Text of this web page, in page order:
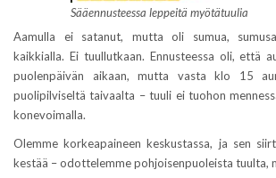
Sääennusteessa leppeitä myötätuulia
Aamulla ei satanut, mutta oli sumua,
kaikkialla. Ei tuullutkaan. Ennusteessa oli, että
puolenpäivän aikaan, mutta vasta klo 15
puolipilviseltä taivaalta – tuuli ei tuohon
konevoimalla.
Olemme korkeapaineen keskustassa, ja sen
kestää – odottelemme pohjoisenpuoleista tuulta,